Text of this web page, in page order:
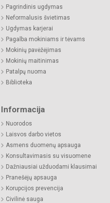
Pagrindinis ugdymas
Neformalusis švietimas
Ugdymas karjerai
Pagalba mokiniams ir tėvams
Mokinių pavėžėjimas
Mokinių maitinimas
Patalpų nuoma
Biblioteka
Informacija
Nuorodos
Laisvos darbo vietos
Asmens duomenų apsauga
Konsultavimasis su visuomene
Dažniausiai užduodami klausimai
Pranešėjų apsauga
Korupcijos prevencija
Civilinė sauga